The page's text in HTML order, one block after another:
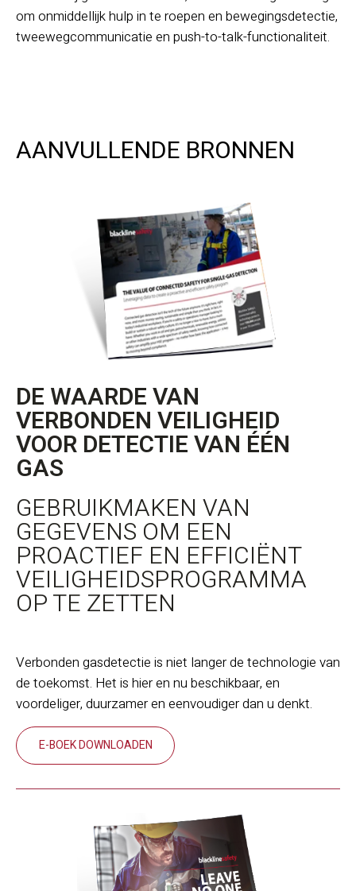
om onmiddellijk hulp in te roepen en bewegingsdetectie,
tweewegcommunicatie en push-to-talk-functionaliteit.
AANVULLENDE BRONNEN
DE WAARDE VAN
VERBONDEN VEILIGHEID
VOOR DETECTIE VAN ÉÉN
GAS
GEBRUIKMAKEN VAN
GEGEVENS OM EEN
PROACTIEF EN EFFICIËNT
VEILIGHEIDSPROGRAMMA
OP TE ZETTEN
Verbonden gasdetectie is niet langer de technologie van
de toekomst. Het is hier en nu beschikbaar, en
voordeliger, duurzamer en eenvoudiger dan u denkt.
E-BOEK DOWNLOADEN